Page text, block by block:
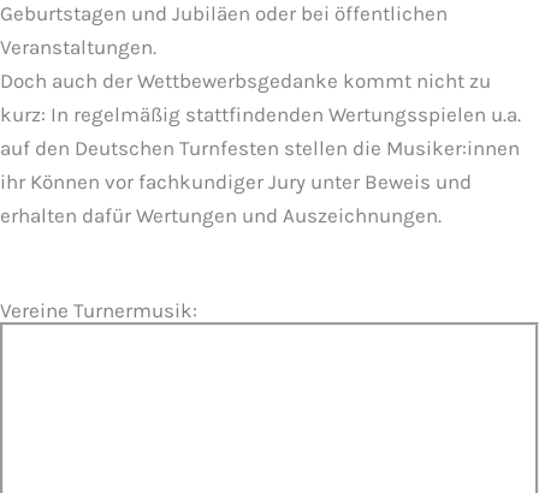
Geburtstagen und Jubiläen oder bei öffentlichen
Veranstaltungen.
Doch auch der Wettbewerbsgedanke kommt nicht zu
kurz: In regelmäßig stattfindenden Wertungsspielen u.a.
auf den Deutschen Turnfesten stellen die Musiker:innen
ihr Können vor fachkundiger Jury unter Beweis und
erhalten dafür Wertungen und Auszeichnungen.
Vereine Turnermusik: